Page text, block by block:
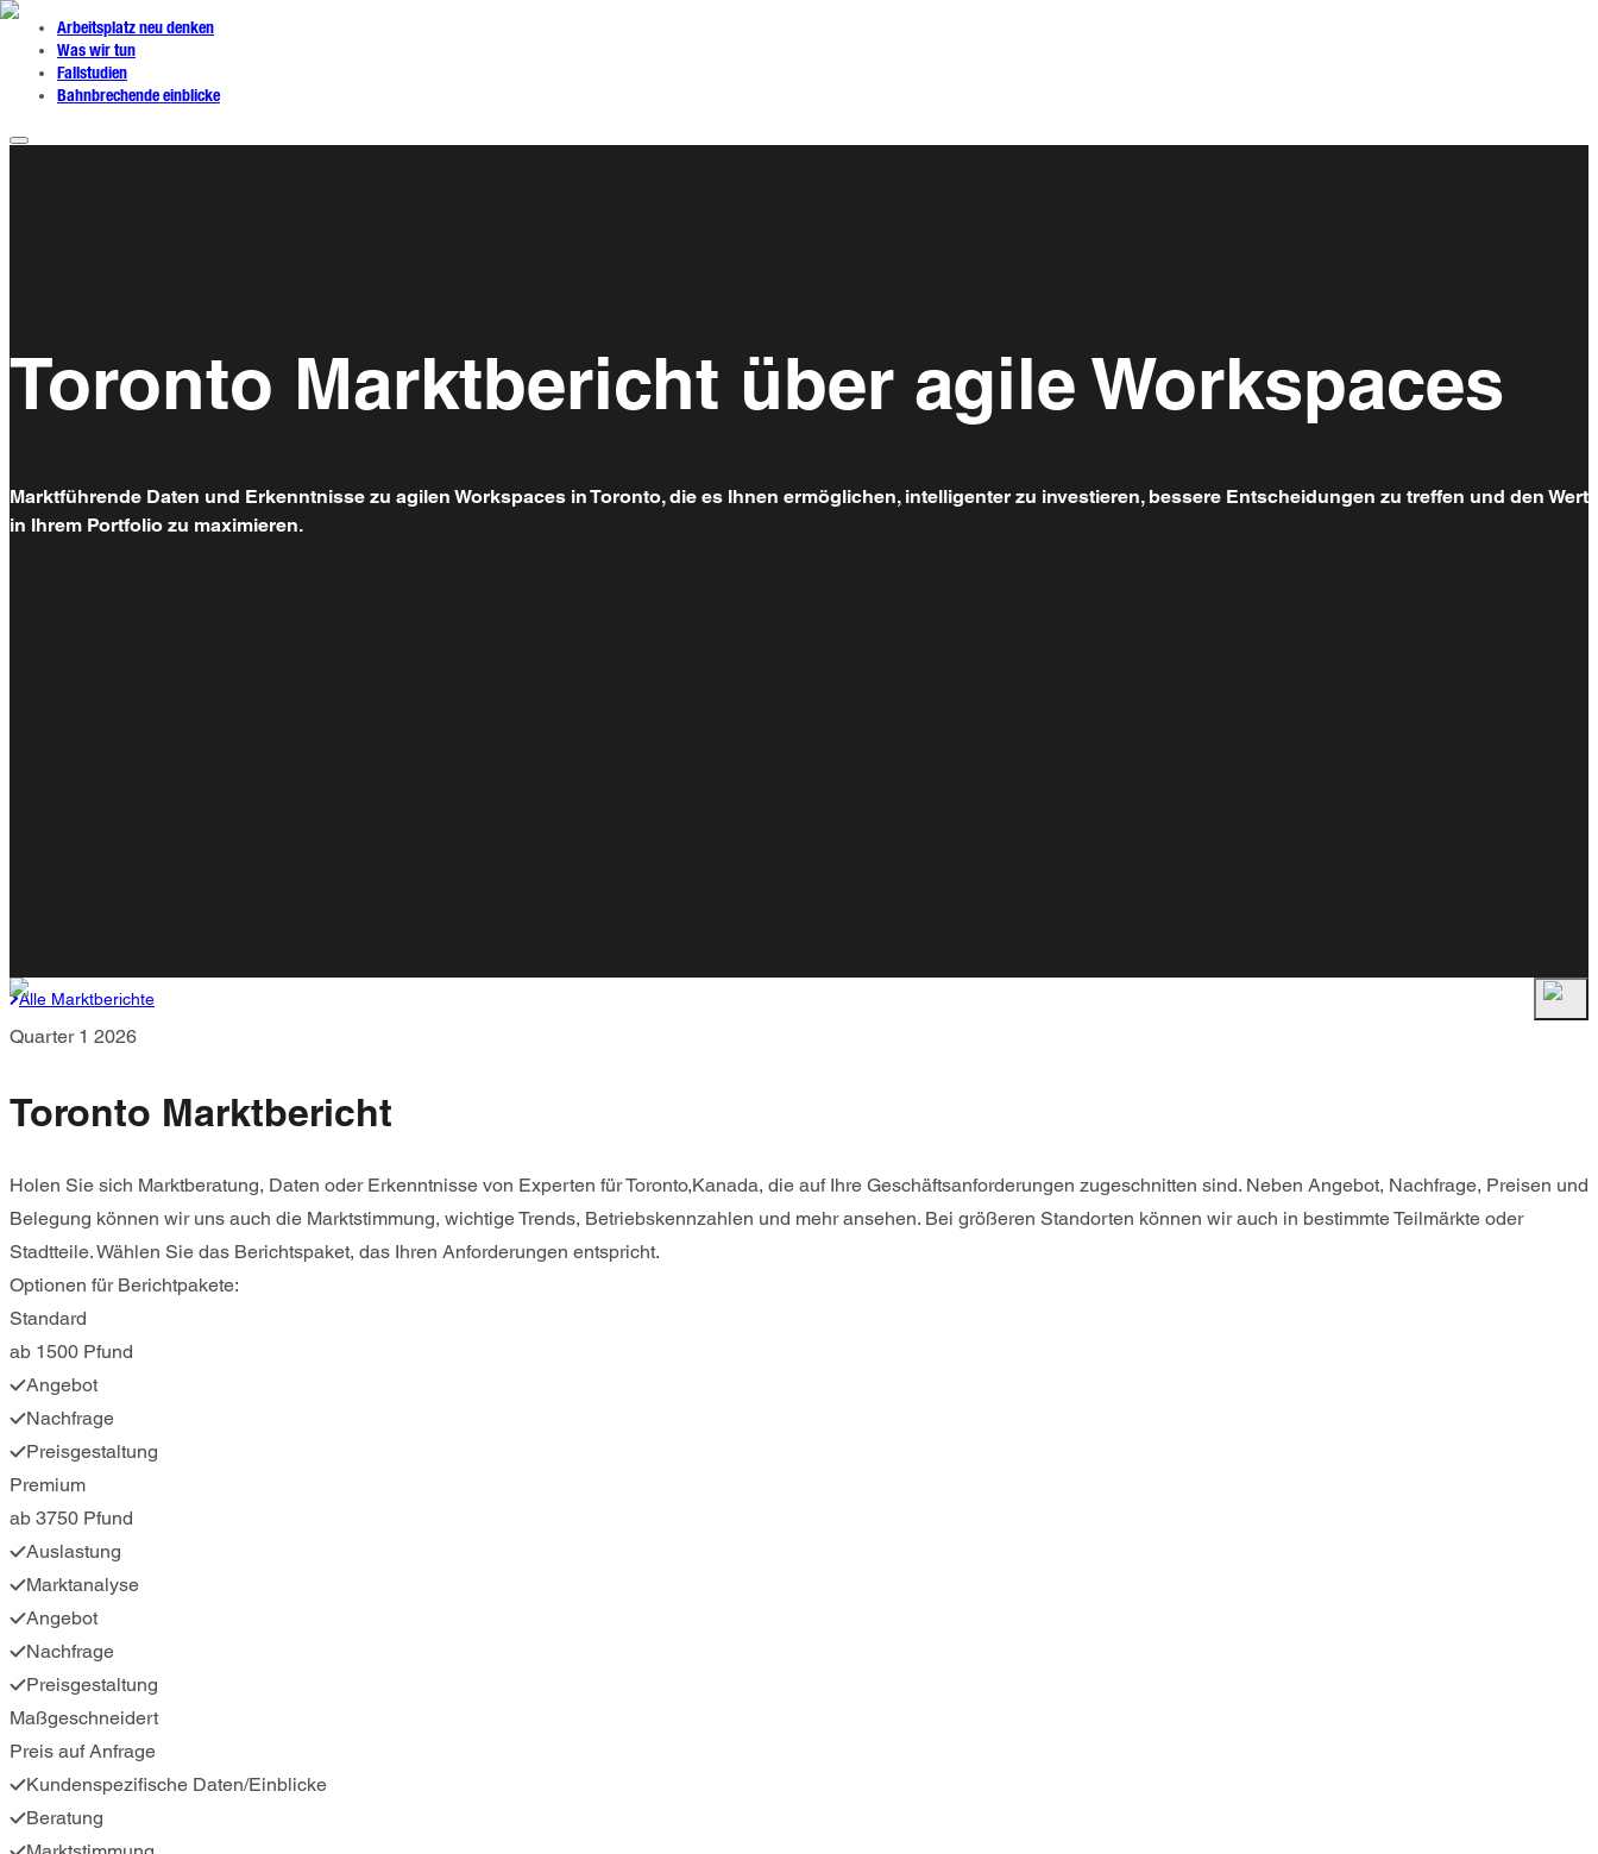
Arbeitsplatz neu denken
Was wir tun
Fallstudien
Bahnbrechende einblicke
Toronto Marktbericht über agile Workspaces
Marktführende Daten und Erkenntnisse zu agilen Workspaces in Toronto, die es Ihnen ermöglichen, intelligenter zu investieren, bessere Entscheidungen zu treffen und den Wert
in Ihrem Portfolio zu maximieren.
Alle Marktberichte
Quarter 1 2026
Toronto Marktbericht
Holen Sie sich Marktberatung, Daten oder Erkenntnisse von Experten für Toronto,Kanada, die auf Ihre Geschäftsanforderungen zugeschnitten sind. Neben Angebot, Nachfrage, Preisen und
Belegung können wir uns auch die Marktstimmung, wichtige Trends, Betriebskennzahlen und mehr ansehen. Bei größeren Standorten können wir auch in bestimmte Teilmärkte oder
Stadtteile. Wählen Sie das Berichtspaket, das Ihren Anforderungen entspricht.
Optionen für Berichtpakete:
Standard
ab 1500 Pfund
Angebot
Nachfrage
Preisgestaltung
Premium
ab 3750 Pfund
Auslastung
Marktanalyse
Angebot
Nachfrage
Preisgestaltung
Maßgeschneidert
Preis auf Anfrage
Kundenspezifische Daten/Einblicke
Beratung